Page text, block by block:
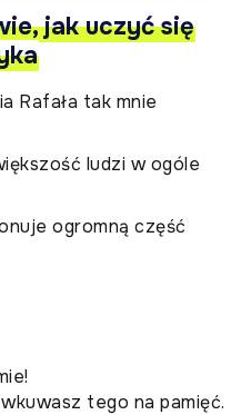
jak uczyć się
Rafała tak mnie
ludzi w ogóle
ogromną część
tego na pamięć.